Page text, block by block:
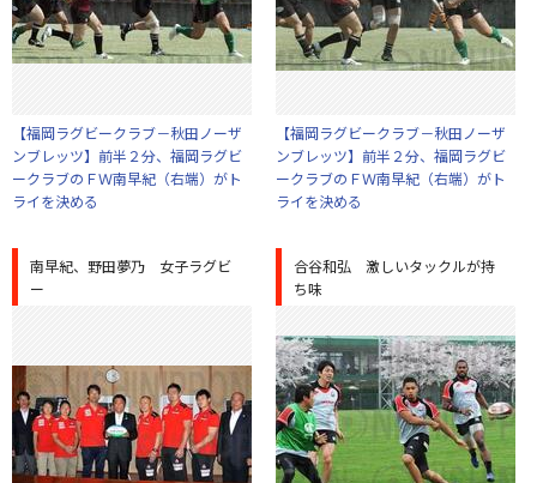
【福岡ラグビークラブ－秋田ノーザ
ンブレッツ】前半２分、福岡ラグビ
ークラブのＦＷ南早紀（右端）がト
ライを決める
【福岡ラグビークラブ－秋田ノーザ
ンブレッツ】前半２分、福岡ラグビ
ークラブのＦＷ南早紀（右端）がト
ライを決める
南早紀、野田夢乃 女子ラグビ
ー
合谷和弘 激しいタックルが持
ち味